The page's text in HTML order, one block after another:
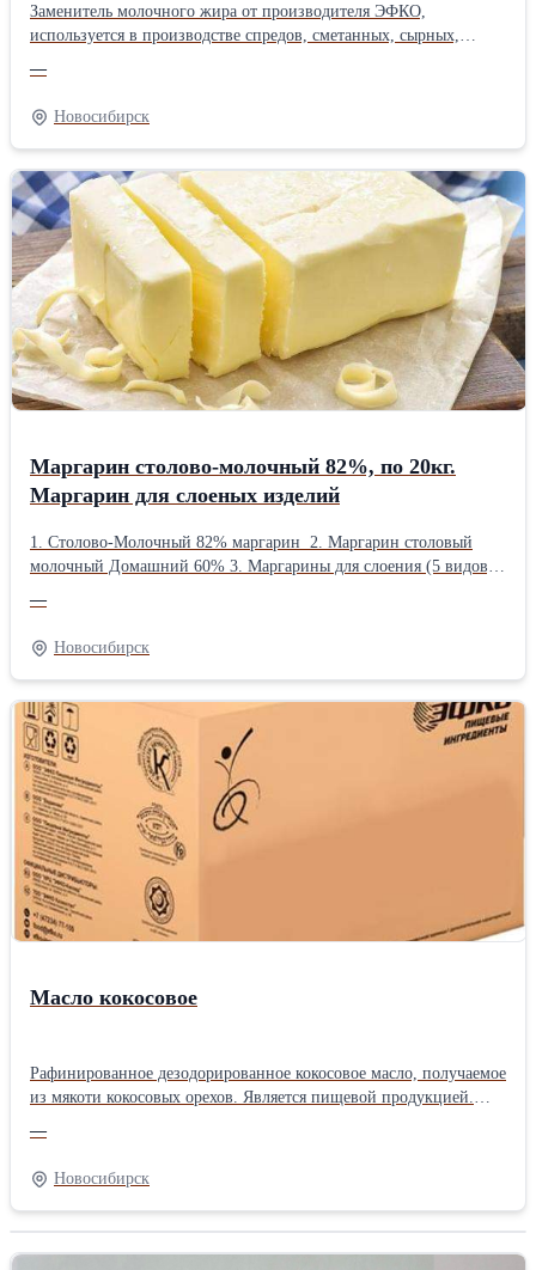
Заменитель молочного жира от производителя ЭФКО,
используется в производстве спредов, сметанных, сырных,
применяться в кондитерском производстве.
—
Новосибирск
Маргарин столово-молочный 82%, по 20кг.
Маргарин для слоеных изделий
1. Столово-Молочный 82% маргарин 2. Маргарин столовый
молочный Домашний 60% 3. Маргарины для слоения (5 видов,
5. Маргарин для крема (2 вида). 6. Маргарин безпальмовый. 7.
Жиры универсальные (5 видов). 8. Жир для фритюра (твердый и
жидкий). 9. Паста для взбивания. 10. ЗМЖ (ЭК и БДХ). 11.
Растительные крема и сливки. Все есть в наличии.
—
Новосибирск
Масло кокосовое
Рафинированное дезодорированное кокосовое масло, получаемое
из мякоти кокосовых орехов. Является пищевой продукцией.
пищевой промышленности, в производстве кондитерских
изделий и других пищевых продуктовПроизводитель: ЭФКО
—
Новосибирск